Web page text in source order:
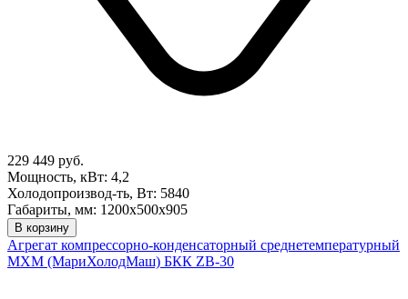
229 449 руб.
Мощность, кВт: 4,2
Холодопроизвод-ть, Вт: 5840
Габариты, мм: 1200х500х905
В корзину
Агрегат компрессорно-конденсаторный среднетемпературный
МХМ (МариХолодМаш) БКК ZB-30